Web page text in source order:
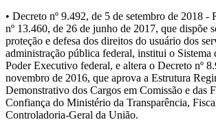
• Decreto nº 9.492, de 5 de setembro de 2018 -
nº 13.460, de 26 de junho de 2017, que dispõe
proteção e defesa dos direitos do usuário dos
administração pública federal, institui o
Poder Executivo federal, e altera o Decreto nº
novembro de 2016, que aprova a Estrutura
Demonstrativo dos Cargos em Comissão e das
Confiança do Ministério da Transparência,
Controladoria-Geral da União.